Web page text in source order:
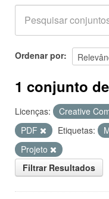
Ordenar por
1 conjunto
Licenças: Creative
PDF
Etiquetas:
Projeto
Filtrar Resultados